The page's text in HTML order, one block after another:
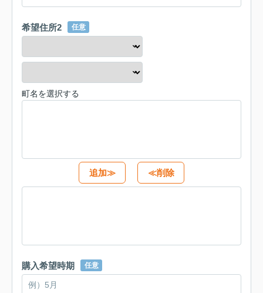
希望住所2 任意
町名を選択する
追加≫ ≪削除
購入希望時期 任意